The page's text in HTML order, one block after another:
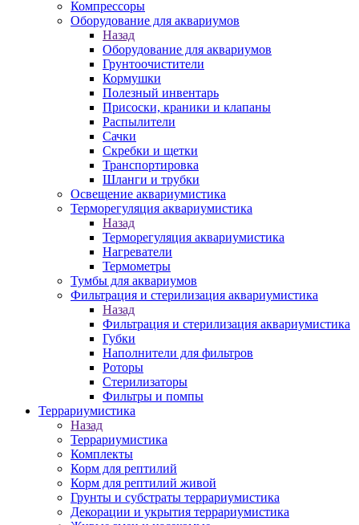
Компрессоры
Оборудование для аквариумов
Назад
Оборудование для аквариумов
Грунтоочистители
Кормушки
Полезный инвентарь
Присоски, краники и клапаны
Распылители
Сачки
Скребки и щетки
Транспортировка
Шланги и трубки
Освещение аквариумистика
Терморегуляция аквариумистика
Назад
Терморегуляция аквариумистика
Нагреватели
Термометры
Тумбы для аквариумов
Фильтрация и стерилизация аквариумистика
Назад
Фильтрация и стерилизация аквариумистика
Губки
Наполнители для фильтров
Роторы
Стерилизаторы
Фильтры и помпы
Террариумистика
Назад
Террариумистика
Комплекты
Корм для рептилий
Корм для рептилий живой
Грунты и субстраты террариумистика
Декорации и укрытия террариумистика